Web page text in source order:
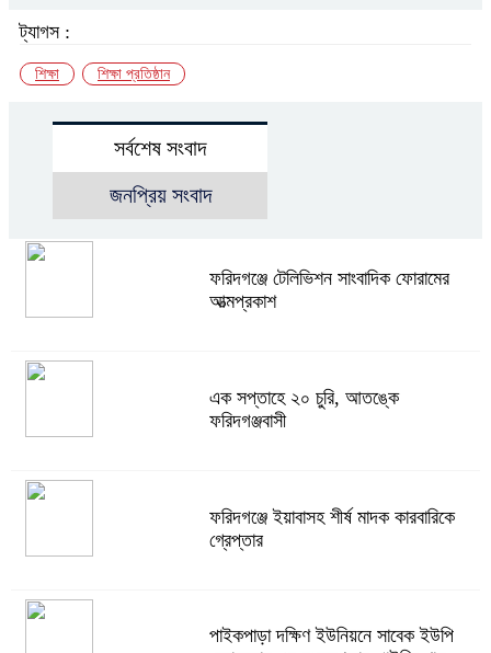
ট্যাগস :
শিক্ষা শিক্ষা প্রতিষ্ঠান
সর্বশেষ সংবাদ
জনপ্রিয় সংবাদ
ফরিদগঞ্জে টেলিভিশন সাংবাদিক ফোরামের
আত্মপ্রকাশ
এক সপ্তাহে ২০ চুরি, আতঙ্কে
ফরিদগঞ্জবাসী
ফরিদগঞ্জে ইয়াবাসহ শীর্ষ মাদক কারবারিকে
গ্রেপ্তার
পাইকপাড়া দক্ষিণ ইউনিয়নে সাবেক ইউপি